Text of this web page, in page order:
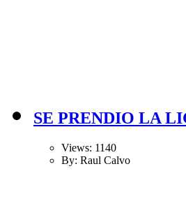
SE PRENDIO LA
Views: 1140
By: Raul Calvo